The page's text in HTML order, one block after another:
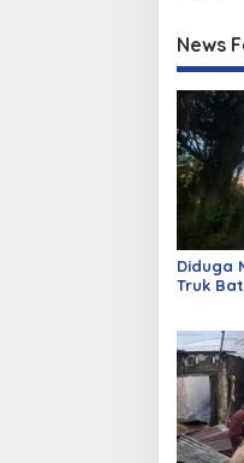
News
Diduga
Truk